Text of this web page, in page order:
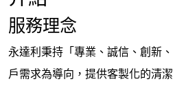
服務理念
永達利秉持「專業、誠信、創新
戶需求為導向，提供客製化的清